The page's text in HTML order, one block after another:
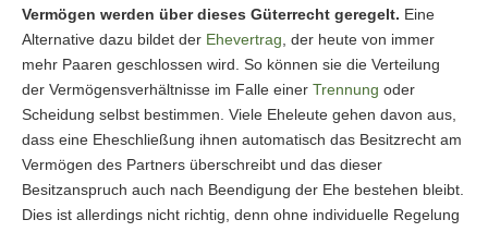
Vermögen werden über dieses Güterrecht geregelt. Eine
Alternative dazu bildet der Ehevertrag, der heute von immer
mehr Paaren geschlossen wird. So können sie die Verteilung
der Vermögensverhältnisse im Falle einer Trennung oder
Scheidung selbst bestimmen. Viele Eheleute gehen davon aus,
dass eine Eheschließung ihnen automatisch das Besitzrecht am
Vermögen des Partners überschreibt und das dieser
Besitzanspruch auch nach Beendigung der Ehe bestehen bleibt.
Dies ist allerdings nicht richtig, denn ohne individuelle Regelung